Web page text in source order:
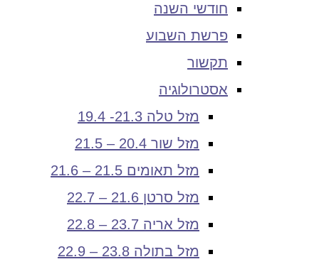
חודשי השנה
פרשת השבוע
תקשור
אסטרולוגיה
מזל טלה 21.3- 19.4
מזל שור 20.4 – 21.5
מזל תאומים 21.5 – 21.6
מזל סרטן 21.6 – 22.7
מזל אריה 23.7 – 22.8
מזל בתולה 23.8 – 22.9